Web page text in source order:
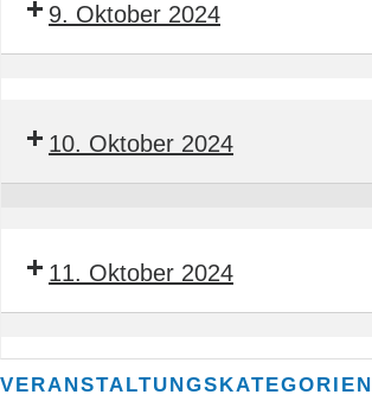
Obermonteur
BTGA
9. Oktober 2024
Obermonteur
BTGA
10. Oktober 2024
Obermonteur
BTGA
11. Oktober 2024
Bauleitender
VERANSTALTUNGSKATEGORIEN